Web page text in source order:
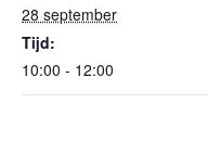
28 september
Tijd:
10:00 - 12:00